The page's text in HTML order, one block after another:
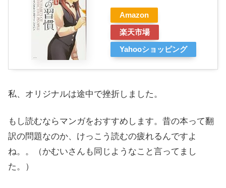
Amazon
楽天市場
Yahooショッピング
私、オリジナルは途中で挫折しました。
もし読むならマンガをおすすめします。昔の本って翻
訳の問題なのか、けっこう読むの疲れるんですよ
ね。。（かむいさんも同じようなこと言ってまし
た。）